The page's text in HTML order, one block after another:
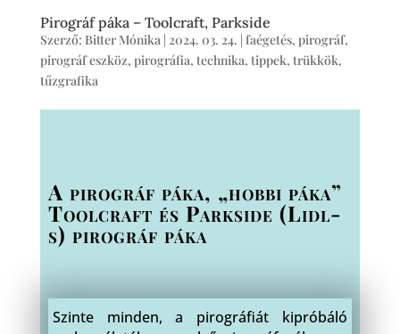
Pirográf páka – Toolcraft, Parkside
Szerző: Bitter Mónika| 2024. 03. 24. | faégetés, pirográf,
pirográf eszköz, pirográfia, technika, tippek, trükkök,
tűzgrafika
A pirográf páka, „hobbi páka”
Toolcraft és Parkside (Lidl-
s) pirográf páka
Szinte minden, a pirográfiát kipróbáló